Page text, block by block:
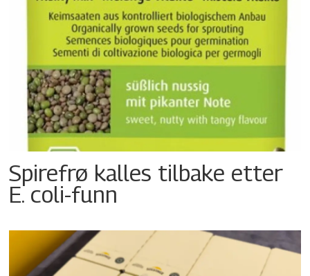
Spirefrø kalles tilbake etter
E. coli-funn